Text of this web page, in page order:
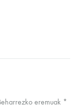
eremuak *